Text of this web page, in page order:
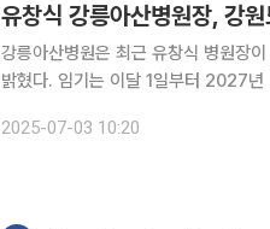
유창식 강릉아산병원장, 강
강릉아산병원은 최근 유창식 병원장
밝혔다. 임기는 이달 1일부터 2027년 6월까지다. 유 병원장은 뛰어난 수
위자다. 유 병원장은 “도내 병원
2025-07-03 10:20